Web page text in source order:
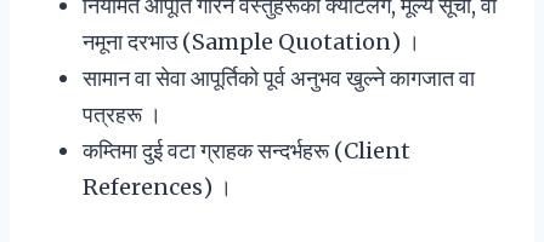
नमूना दरभाउ (Sample Quotation) ।
सामान वा सेवा आपूर्तिको पूर्व अनुभव खुल्ने कागजात वा
पत्रहरू ।
कम्तिमा दुई वटा ग्राहक सन्दर्भहरू (Client
References) ।